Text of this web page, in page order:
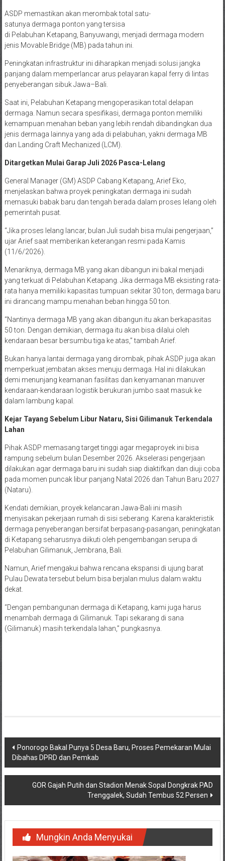
ASDP memastikan akan merombak total satu-
satunya dermaga ponton yang tersisa
di Pelabuhan Ketapang, Banyuwangi, menjadi dermaga modern
jenis Movable Bridge (MB) pada tahun ini.
Peningkatan infrastruktur ini diharapkan menjadi solusi jangka
panjang dalam memperlancar arus pelayaran kapal ferry di lintas
penyeberangan sibuk Jawa–Bali.
Saat ini, Pelabuhan Ketapang mengoperasikan total delapan
dermaga. Namun secara spesifikasi, dermaga ponton memiliki
kemampuan menahan beban yang lebih rendah dibandingkan dua
jenis dermaga lainnya yang ada di pelabuhan, yakni dermaga MB
dan Landing Craft Mechanized (LCM).
Ditargetkan Mulai Garap Juli 2026 Pasca-Lelang
General Manager (GM) ASDP Cabang Ketapang, Arief Eko,
menjelaskan bahwa proyek peningkatan dermaga ini sudah
memasuki babak baru dan tengah berada dalam proses lelang oleh
pemerintah pusat.
“Jika proses lelang lancar, bulan Juli sudah bisa mulai pengerjaan,”
ujar Arief saat memberikan keterangan resmi pada Kamis
(11/6/2026).
Menariknya, dermaga MB yang akan dibangun ini bakal menjadi
yang terkuat di Pelabuhan Ketapang. Jika dermaga MB eksisting rata-
rata hanya memiliki kapasitas tumpuan sekitar 30 ton, dermaga baru
ini dirancang mampu menahan beban hingga 50 ton.
“Nantinya dermaga MB yang akan dibangun itu akan berkapasitas
50 ton. Dengan demikian, dermaga itu akan bisa dilalui oleh
kendaraan besar bersumbu tiga ke atas,” tambah Arief.
Bukan hanya lantai dermaga yang dirombak, pihak ASDP juga akan
memperkuat jembatan akses menuju dermaga. Hal ini dilakukan
demi menunjang keamanan fasilitas dan kenyamanan manuver
kendaraan-kendaraan logistik berukuran jumbo saat masuk ke
dalam lambung kapal.
Kejar Tayang Sebelum Libur Nataru, Sisi Gilimanuk Terkendala
Lahan
Pihak ASDP memasang target tinggi agar megaproyek ini bisa
rampung sebelum bulan Desember 2026. Akselerasi pengerjaan
dilakukan agar dermaga baru ini sudah siap diaktifkan dan diuji coba
pada momen puncak libur panjang Natal 2026 dan Tahun Baru 2027
(Nataru).
Kendati demikian, proyek kelancaran Jawa-Bali ini masih
menyisakan pekerjaan rumah di sisi seberang. Karena karakteristik
dermaga penyeberangan bersifat berpasang-pasangan, peningkatan
di Ketapang seharusnya diikuti oleh pengembangan serupa di
Pelabuhan Gilimanuk, Jembrana, Bali.
Namun, Arief mengakui bahwa rencana ekspansi di ujung barat
Pulau Dewata tersebut belum bisa berjalan mulus dalam waktu
dekat.
“Dengan pembangunan dermaga di Ketapang, kami juga harus
menambah dermaga di Gilimanuk. Tapi sekarang di sana
(Gilimanuk) masih terkendala lahan,” pungkasnya.
Navigasi
pos
Ponorogo Bakal Punya 5 Desa Baru, Proses Pemekaran Mulai
Dibahas DPRD dan Pemkab
GOR Gajah Putih dan Stadion Menak Sopal Dongkrak PAD
Trenggalek, Sudah Tembus 52 Persen
Mungkin Anda Menyukai